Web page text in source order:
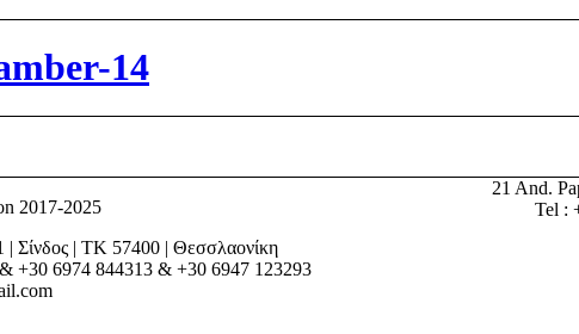
14
2017-2025
Σίνδος | ΤΚ 57400 | Θεσσλαονίκη
+30 6974 844313 & +30 6947 123293
21 And.
Tel :